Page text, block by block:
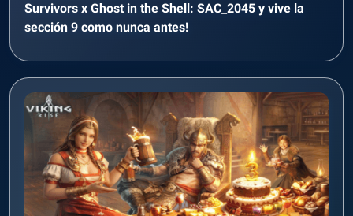
Survivors x Ghost in the Shell: SAC_2045 y vive la
sección 9 como nunca antes!